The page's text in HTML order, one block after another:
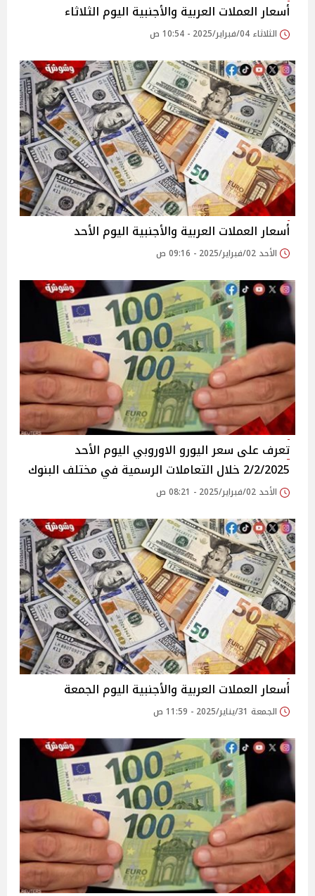
أسعار العملات العربية والأجنبية اليوم الثلاثاء
الثلاثاء 04/فبراير/2025 - 10:54 ص
أسعار العملات العربية والأجنبية اليوم الأحد
الأحد 02/فبراير/2025 - 09:16 ص
تعرف على سعر اليورو الاوروبي اليوم الأحد
2/2/2025 خلال التعاملات الرسمية في مختلف البنوك
الأحد 02/فبراير/2025 - 08:21 ص
أسعار العملات العربية والأجنبية اليوم الجمعة
الجمعة 31/يناير/2025 - 11:59 ص